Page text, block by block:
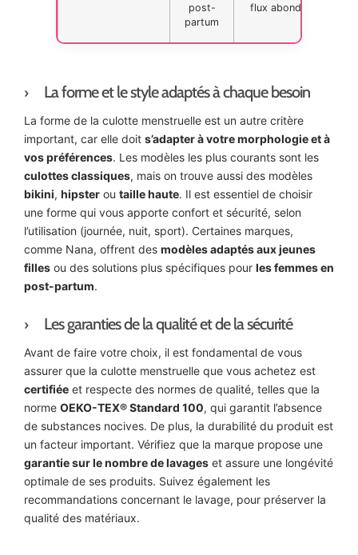
post-
partum
flux abondant
La forme et le style adaptés à chaque besoin
La forme de la culotte menstruelle est un autre critère
important, car elle doit s’adapter à votre morphologie et à
vos préférences. Les modèles les plus courants sont les
culottes classiques, mais on trouve aussi des modèles
bikini, hipster ou taille haute. Il est essentiel de choisir
une forme qui vous apporte confort et sécurité, selon
l’utilisation (journée, nuit, sport). Certaines marques,
comme Nana, offrent des modèles adaptés aux jeunes
filles ou des solutions plus spécifiques pour les femmes en
post-partum.
Les garanties de la qualité et de la sécurité
Avant de faire votre choix, il est fondamental de vous
assurer que la culotte menstruelle que vous achetez est
certifiée et respecte des normes de qualité, telles que la
norme OEKO-TEX® Standard 100, qui garantit l’absence
de substances nocives. De plus, la durabilité du produit est
un facteur important. Vérifiez que la marque propose une
garantie sur le nombre de lavages et assure une longévité
optimale de ses produits. Suivez également les
recommandations concernant le lavage, pour préserver la
qualité des matériaux.